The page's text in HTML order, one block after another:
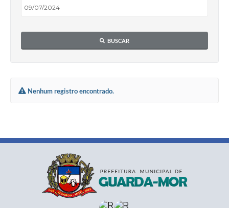
BUSCAR
Nenhum registro encontrado.